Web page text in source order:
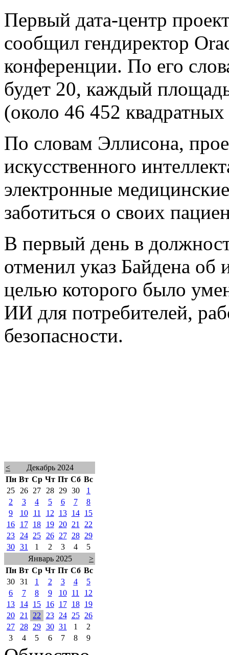
Первый дата-центр
сообщил гендиректор
конференции. По его
будет 20, каждый
(около 46 452
По словам Эллисона,
искусственного
электронные
заботиться о своих
В первый день в
отменил указ Байдена об
целью которого было
ИИ для потребителей,
безопасности.
<
Декабрь 2024
Пн Вт Ср Чт Пт Сб Вс
25
26 27 28 29 30
1
2
3 4 5 6 7
8
9
10 11 12 13 14
15
16
17 18 19 20 21
22
23
24 25 26 27 28
29
30 31 1 2 3 4
5
Январь 2025
>
Пн Вт Ср Чт Пт Сб Вс
30 31 1 2 3 4
5
6
7 8 9 10 11
12
13
14 15 16 17 18
19
20
21 22 23 24 25
26
27
28 29 30 31 1
2
3
4 5 6 7 8 9